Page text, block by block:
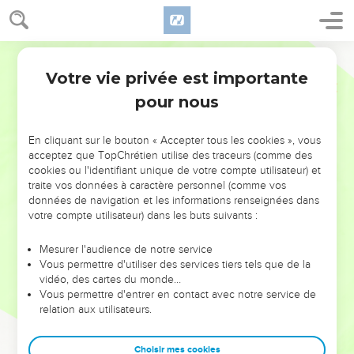
NE MANQUEZ PAS L’ÉVÉNEMENT
DE L’ANNÉE !
ET SI LEURS ERREURS POUVAIENT VOUS ÉVITER LES
VOTRES ?
leur foi ou leur vision. Mais on voit moins les doutes, les erreurs
et les saisons difficiles qu'ils ont traversés, alors même que ce
sont elles qui les ont façonnés.
Dans cette conférence, leaders, entrepreneurs, et responsables
clés pour avancer avec plus de sagesse afin que leurs erreurs
Votre vie privée est importante
pour nous
En cliquant sur le bouton « Accepter tous les cookies », vous
acceptez que TopChrétien utilise des traceurs (comme des
cookies ou l'identifiant unique de votre compte utilisateur) et
traite vos données à caractère personnel (comme vos
données de navigation et les informations renseignées dans
votre compte utilisateur) dans les buts suivants :
Mesurer l'audience de notre service
Vous permettre d'utiliser des services tiers tels que de la
vidéo, des cartes du monde…
Vous permettre d'entrer en contact avec notre service de
relation aux utilisateurs.
Choisir mes cookies